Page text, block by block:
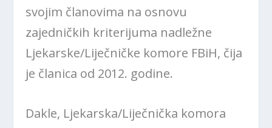
svojim članovima na osnovu
zajedničkih kriterijuma nadležne
Ljekarske/Liječničke komore FBiH, čija
je članica od 2012. godine.
Dakle, Ljekarska/Liječnička komora